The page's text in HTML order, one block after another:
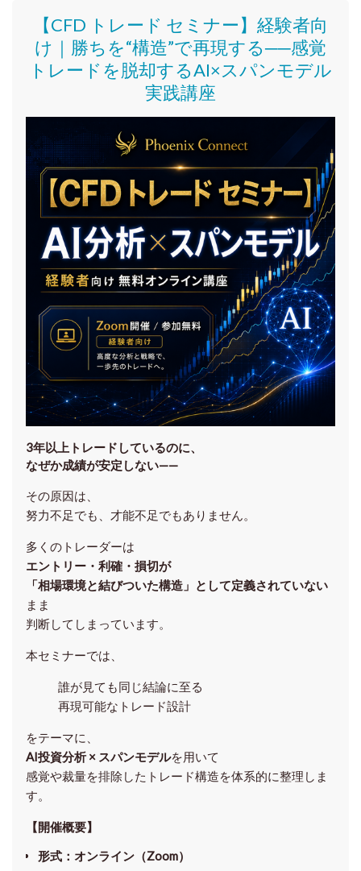
【CFD トレード セミナー】 経験者向
け｜ 勝ちを“構造”で再現する──感覚
トレードを脱却するAI×スパンモデル
実践講座
3年以上トレードしているのに、
なぜか成績が安定しない——
その原因は、
努力不足でも、才能不足でもありません。
多くのトレーダーは
エントリー・利確・損切が
「相場環境と結びついた構造」として定義されていない
まま
判断してしまっています。
本セミナーでは、
誰が見ても同じ結論に至る
再現可能なトレード設計
をテーマに、
AI投資分析 × スパンモデルを用いて
感覚や裁量を排除したトレード構造を体系的に整理しま
す。
【開催概要】
形式：オンライン（Zoom）